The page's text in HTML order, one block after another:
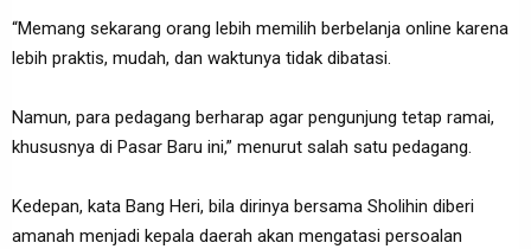
“Memang sekarang orang lebih memilih berbelanja online karena
lebih praktis, mudah, dan waktunya tidak dibatasi.
Namun, para pedagang berharap agar pengunjung tetap ramai,
khususnya di Pasar Baru ini,” menurut salah satu pedagang.
Kedepan, kata Bang Heri, bila dirinya bersama Sholihin diberi
amanah menjadi kepala daerah akan mengatasi persoalan